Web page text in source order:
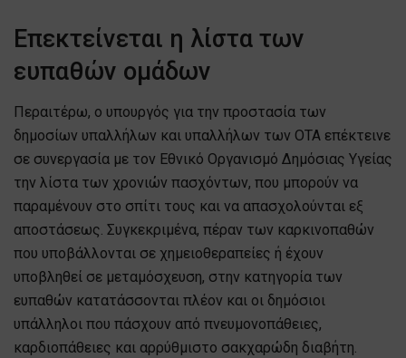
Επεκτείνεται η λίστα των
ευπαθών ομάδων
Περαιτέρω, ο υπουργός για την προστασία των
δημοσίων υπαλλήλων και υπαλλήλων των ΟΤΑ επέκτεινε
σε συνεργασία με τον Εθνικό Οργανισμό Δημόσιας Υγείας
την λίστα των χρονιών πασχόντων, που μπορούν να
παραμένουν στο σπίτι τους και να απασχολούνται εξ
αποστάσεως. Συγκεκριμένα, πέραν των καρκινοπαθών
που υποβάλλονται σε χημειοθεραπείες ή έχουν
υποβληθεί σε μεταμόσχευση, στην κατηγορία των
ευπαθών κατατάσσονται πλέον και οι δημόσιοι
υπάλληλοι που πάσχουν από πνευμονοπάθειες,
καρδιοπάθειες και αρρύθμιστο σακχαρώδη διαβήτη.